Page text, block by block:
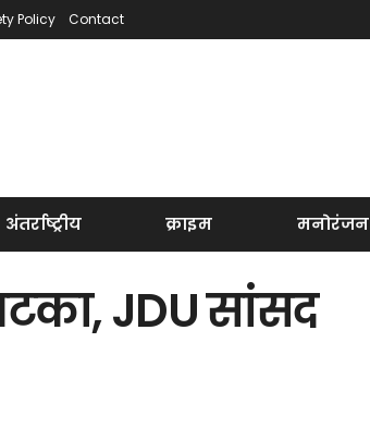
Policy Contact
अंतर्राष्ट्रीय क्राइम मनोरंजन
JDU सांसद